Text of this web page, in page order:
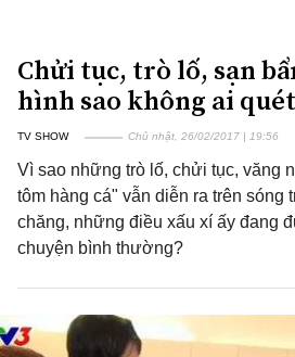
Chửi tục, trò lố, sạn
hình sao không ai
TV SHOW Chủ nhật, 26/02/2017 | 19:56
Vì sao những trò lố, chửi tục, văng
tôm hàng cá" vẫn diễn ra trên sóng
chăng, những điều xấu xí ấy đang
chuyện bình thường?